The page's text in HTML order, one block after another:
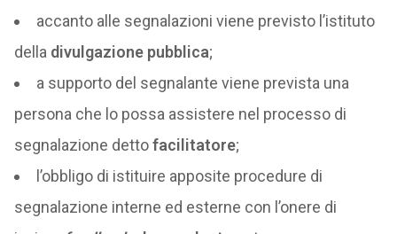
accanto alle segnalazioni viene previsto l’istituto
della divulgazione pubblica;
a supporto del segnalante viene prevista una
persona che lo possa assistere nel processo di
segnalazione dettofacilitatore;
l’obbligo di istituire apposite procedure di
segnalazione interne ed esterne con l’onere di